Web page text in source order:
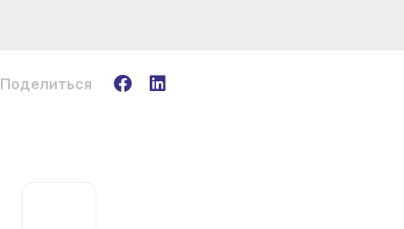
Поделиться